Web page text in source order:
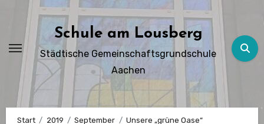
springen
Schule am Lousberg
Städtische Gemeinschaftsgrundschule
Aachen
Start 2019 September Unsere „grüne Oase“